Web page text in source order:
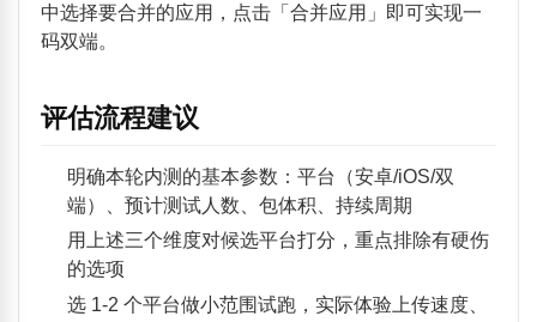
中选择要合并的应用，点击「合并应用」即可实现一
码双端。
评估流程建议
明确本轮内测的基本参数：平台（安卓/iOS/双
端）、预计测试人数、包体积、持续周期
用上述三个维度对候选平台打分，重点排除有硬伤
的选项
选 1-2 个平台做小范围试跑，实际体验上传速度、